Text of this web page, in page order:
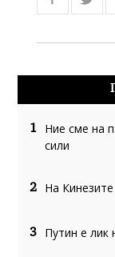
1
Ние сме на
сили
2 На
3 Путин е лик